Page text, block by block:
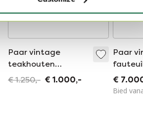
Paar vintage
teakhouten
nachtkastjes van
€ 1.250,- € 1.000,-
Paar
Buffa
€
Bied